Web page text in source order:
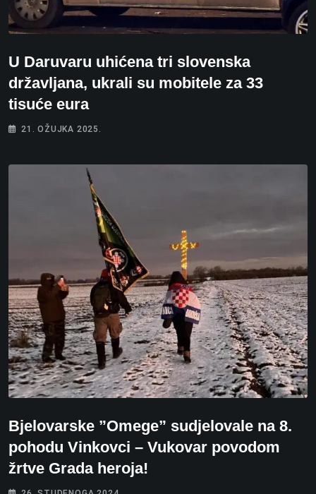
U Daruvaru uhićena tri slovenska
državljana, ukrali su mobitele za 33
tisuće eura
21. OŽUJKA 2025.
Bjelovarske ”Omege” sudjelovale na 8.
pohodu Vinkovci – Vukovar povodom
žrtve Grada heroja!